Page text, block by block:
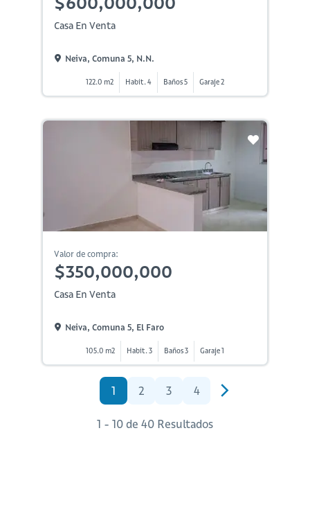
Casa En Venta
Neiva, Comuna 5, N.n.
122.0 m2 Habit. 4 Baños 5 Garaje 2
Valor de compra:
$350,000,000
Casa En Venta
Neiva, Comuna 5, El Faro
105.0 m2 Habit. 3 Baños 3 Garaje 1
1 2 3 4
1 - 10 de 40 Resultados